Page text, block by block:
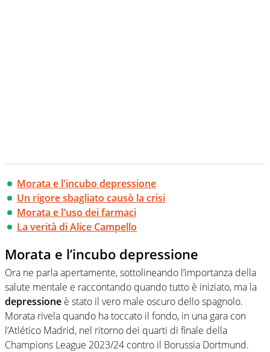
Morata e l'incubo depressione
Un rigore sbagliato causò la crisi
Morata e l'uso dei farmaci
La verità di Alice Campello
Morata e l’incubo depressione
Ora ne parla apertamente, sottolineando l’importanza della
salute mentale e raccontando quando tutto è iniziato, ma la
depressione è stato il vero male oscuro dello spagnolo.
Morata rivela quando ha toccato il fondo, in una gara con
l’Atlético Madrid, nel ritorno dei quarti di finale della
Champions League 2023/24 contro il Borussia Dortmund.